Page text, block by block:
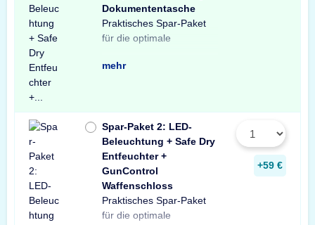
Dokumententasche
Praktisches Spar-Paket
für die optimale
Ausstattung Ihres
Tresors. Das Spar-Paket
besteht aus einer X-Light
LED-Tresorbeleuchtung
mit Bewegungssensor,
einem Safe Dry
Entfeuchter für Schränke
und Tresore sowie einer
temperaturbeständigen
Dokumententasche.
Profitieren Sie von dem
unschlagbaren
mehr
Spar-Paket 2: LED-
Beleuchtung + Safe Dry
Entfeuchter +
GunControl
Waffenschloss
Praktisches Spar-Paket
für die optimale
Ausstattung Ihres
Waffenschranks. Das
Spar-Paket besteht aus
einer X-Light LED-
Tresorbeleuchtung mit
Bewegungssensor, einem
Safe Dry Entfeuchter für
Schränke und Tresore
sowie einem GunControl
Waffenschloss. Profitieren
Sie von dem
unschlagbaren
+59 €